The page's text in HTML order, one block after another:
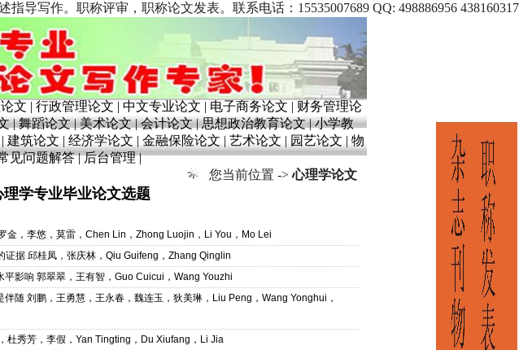
写作。职称评审，职称论文发表。联系电话：15535007689 QQ: 498886956 438160317
文 | 行政管理论文 | 中文专业论文 | 电子商务论文 | 财务管理论
|舞蹈论文|美术论文|会计论文|思想政治教育论文|小学教
| 建筑论文 | 经济学论文 | 金融保险论文 | 艺术论文 | 园艺论文 | 物
见问题解答|后台管理|
您当前位置 ->心理学论文
理学专业毕业论文选题
金，李悠，莫雷，Chen Lin，Zhong Luojin，Li You，Mo Lei
证据 邱桂凤，张庆林，Qiu Guifeng，Zhang Qinglin
平影响 郭翠翠，王有智，Guo Cuicui，Wang Youzhi
伴随 刘鹏，王勇慧，王永春，魏连玉，狄美琳，Liu Peng，Wang Yonghui，
杜秀芳，李假，Yan Tingting，Du Xiufang，Li Jia